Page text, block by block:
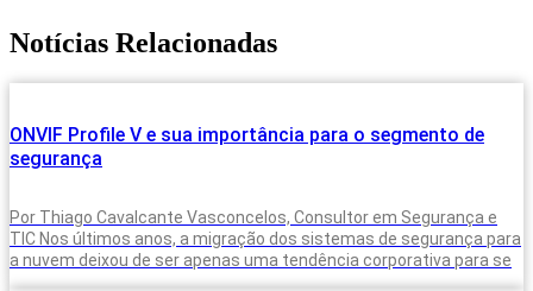
Notícias Relacionadas
ONVIF Profile V e sua importância para o segmento de
segurança
Por Thiago Cavalcante Vasconcelos, Consultor em Segurança e
TIC Nos últimos anos, a migração dos sistemas de segurança para
a nuvem deixou de ser apenas uma tendência corporativa para se